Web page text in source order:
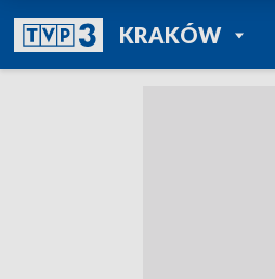
KRAKÓWPOWRÓT DO
TVP REGIONY